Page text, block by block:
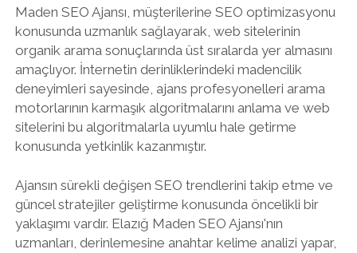
Maden SEO Ajansı, müşterilerine SEO optimizasyonu
konusunda uzmanlık sağlayarak, web sitelerinin
organik arama sonuçlarında üst sıralarda yer almasını
amaçlıyor. İnternetin derinliklerindeki madencilik
deneyimleri sayesinde, ajans profesyonelleri arama
motorlarının karmaşık algoritmalarını anlama ve web
sitelerini bu algoritmalarla uyumlu hale getirme
konusunda yetkinlik kazanmıştır.
Ajansın sürekli değişen SEO trendlerini takip etme ve
güncel stratejiler geliştirme konusunda öncelikli bir
yaklaşımı vardır. Elazığ Maden SEO Ajansı'nın
uzmanları, derinlemesine anahtar kelime analizi yapar,